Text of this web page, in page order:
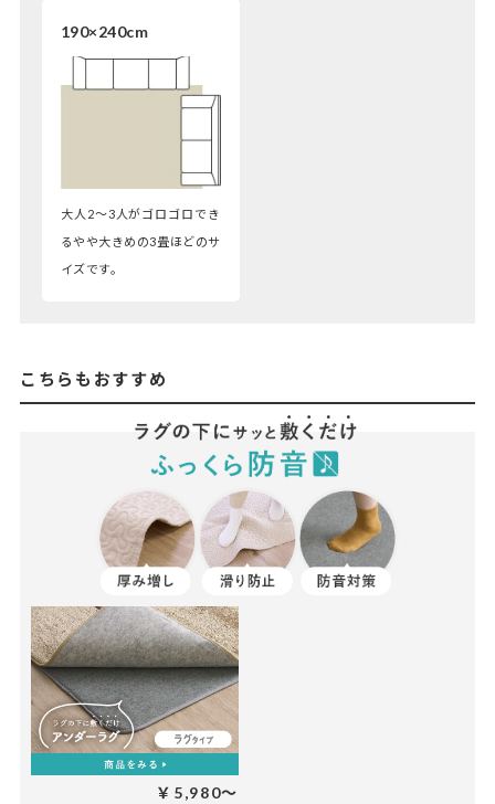
190×240cm
大人2～3人がゴロゴロでき
るやや大きめの3畳ほどのサ
イズです。
こちらもおすすめ
￥5,980～